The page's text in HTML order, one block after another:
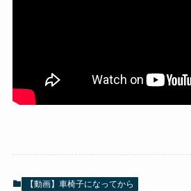
【動画】車椅子になってから